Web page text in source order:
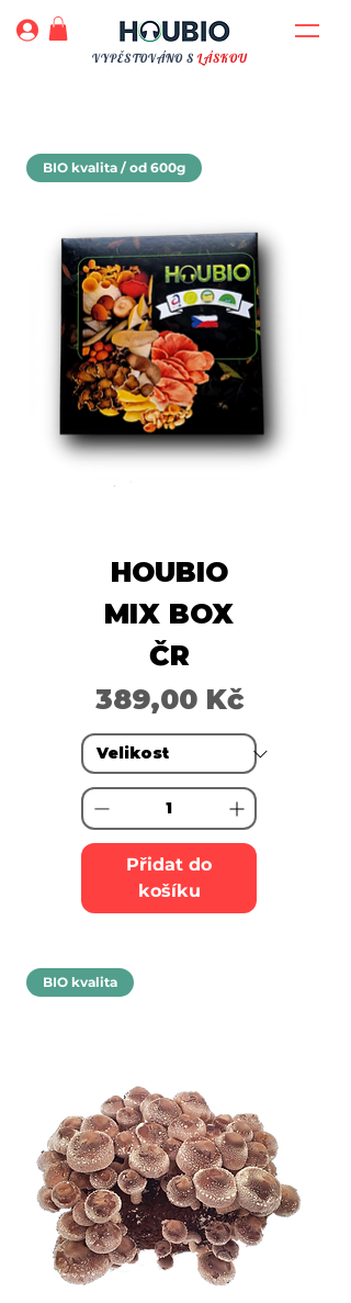
VYPĚSTOVÁNO SLÁSKOU
BIO kvalita / od 600g
HOUBIO
MIX BOX
ČR
Cena
389,00 Kč
Přidat do
košíku
BIO kvalita